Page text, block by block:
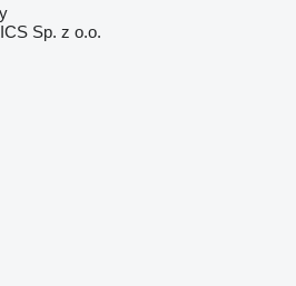
Sp. z o.o.